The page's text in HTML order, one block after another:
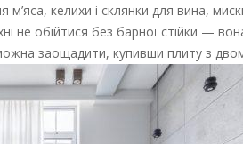
келихи і склянки для вина,
не обійтися без барної стійки —
заощадити, купивши плиту з